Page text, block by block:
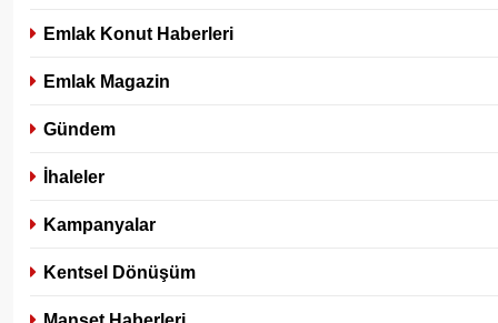
Emlak Konut Haberleri
Emlak Magazin
Gündem
İhaleler
Kampanyalar
Kentsel Dönüşüm